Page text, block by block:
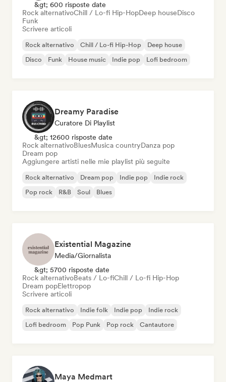
&gt; 600 risposte date
Rock alternativoChill / Lo-fi Hip-HopDeep houseDisco
Funk
Scrivere articoli
Rock alternativo Chill / Lo-fi Hip-Hop
Deep house
Disco
Funk House music Indie pop Lofi bedroom
Dreamy Paradise
Curatore Di Playlist
&gt; 12600 risposte date
Rock alternativoBluesMusica countryDanza pop
Dream pop
Aggiungere artisti nelle mie playlist più seguite
Rock alternativo Dream pop Indie pop
Indie rock
Pop rock
R&B Soul Blues
Existential Magazine
Media/Giornalista
&gt; 5700 risposte date
Rock alternativoBeats / Lo-fiChill / Lo-fi Hip-Hop
Dream popElettropop
Scrivere articoli
Rock alternativo Indie folk Indie pop
Indie rock
Lofi bedroom
Pop Punk Pop rock Cantautore
Maya Medmart